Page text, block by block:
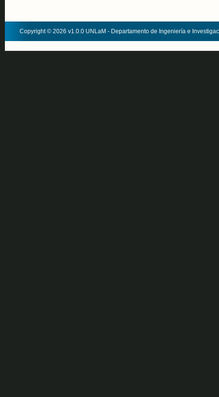
Copyright © 2026 v1.0.0 UNLaM - Departamento de Ingeniería e